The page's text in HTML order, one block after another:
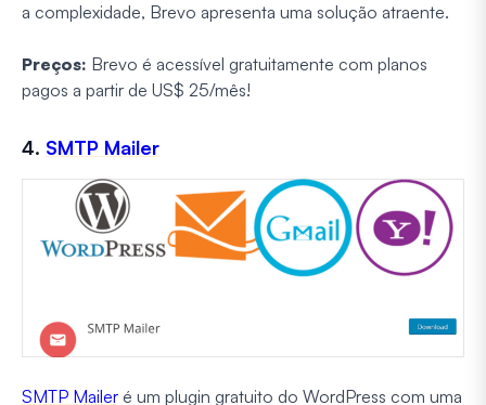
a complexidade, Brevo apresenta uma solução atraente.
Preços: Brevo é acessível gratuitamente com planos
pagos a partir de US$ 25/mês!
4. SMTP Mailer
SMTP Mailer é um plugin gratuito do WordPress com uma